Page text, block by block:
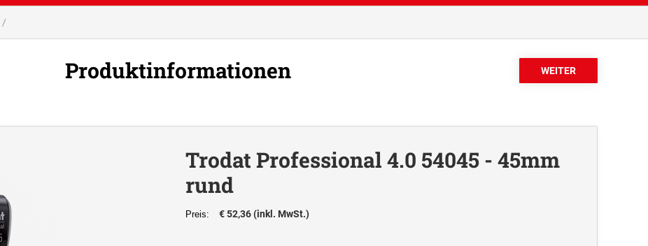
Produktinformationen
Trodat Professional 4.0 54045 - 45mm
rund
Preis: € 52,36 (inkl. MwSt.)